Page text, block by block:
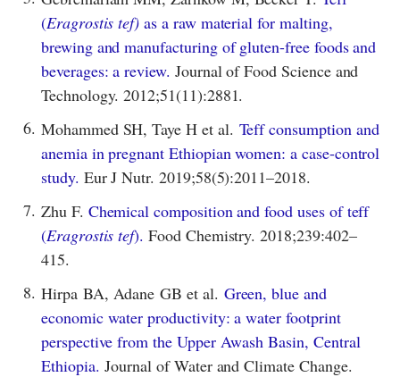
(Eragrostis tef) as a raw material for malting,
brewing and manufacturing of gluten-free foods and
beverages: a review. Journal of Food Science and
Technology. 2012;51(11):2881.
6. Mohammed SH, Taye H et al. Teff consumption and
anemia in pregnant Ethiopian women: a case-control
study. Eur J Nutr. 2019;58(5):2011–2018.
7. Zhu F. Chemical composition and food uses of teff
(Eragrostis tef). Food Chemistry. 2018;239:402–
415.
8. Hirpa BA, Adane GB et al. Green, blue and
economic water productivity: a water footprint
perspective from the Upper Awash Basin, Central
Ethiopia. Journal of Water and Climate Change.